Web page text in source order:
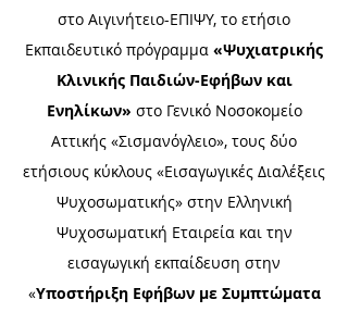
στο Αιγινήτειο-ΕΠΙΨΥ, το ετήσιο
Εκπαιδευτικό πρόγραμμα «Ψυχιατρικής
Κλινικής Παιδιών-Εφήβων και
Ενηλίκων» στο Γενικό Νοσοκομείο
Αττικής «Σισμανόγλειο», τους δύο
ετήσιους κύκλους «Εισαγωγικές Διαλέξεις
Ψυχοσωματικής» στην Ελληνική
Ψυχοσωματική Εταιρεία και την
εισαγωγική εκπαίδευση στην
«Υποστήριξη Εφήβων με Συμπτώματα